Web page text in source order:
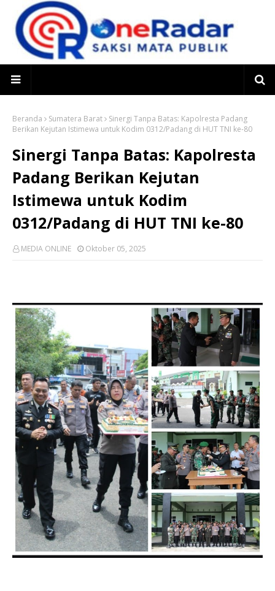
Beranda Sumatera Barat
Sinergi Tanpa Batas: Kapolresta Padang
Berikan Kejutan Istimewa untuk Kodim 0312/Padang di HUT TNI ke-80
Sinergi Tanpa Batas: Kapolresta
Padang Berikan Kejutan
Istimewa untuk Kodim
0312/Padang di HUT TNI ke-80
MEDIA ONLINE Oktober 05, 2025